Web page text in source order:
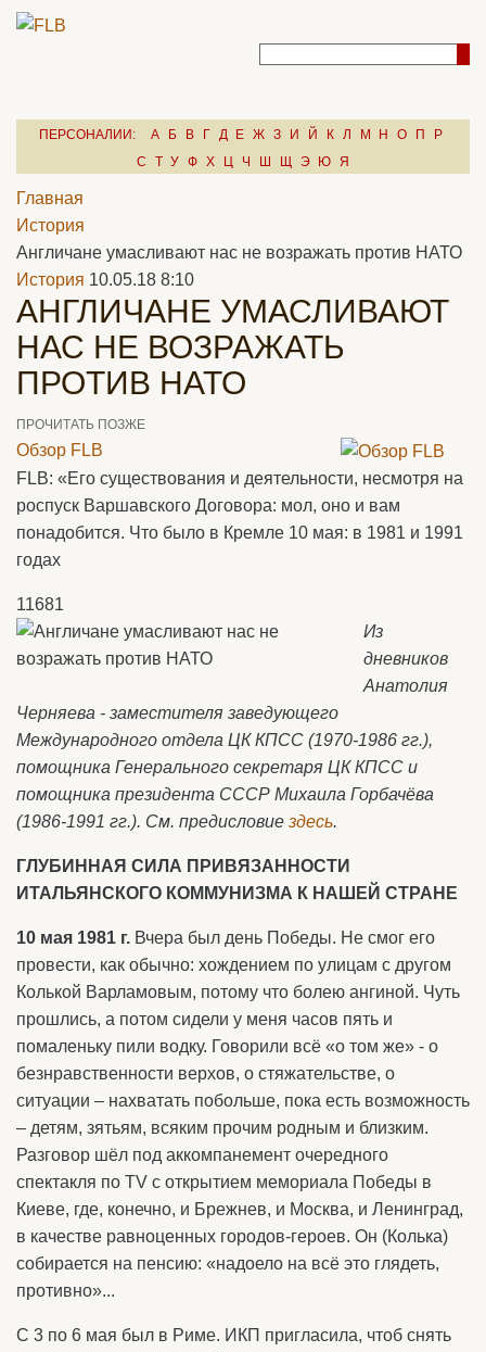
ПЕРСОНАЛИИ: А Б В Г Д Е Ж З И Й К Л М Н О П
Р
С
Т У Ф Х Ц Ч Ш Щ Э Ю Я
Главная
История
Англичане умасливают нас не возражать против НАТО
История 10.05.18 8:10
АНГЛИЧАНЕ УМАСЛИВАЮТ
НАС НЕ ВОЗРАЖАТЬ
ПРОТИВ НАТО
ПРОЧИТАТЬ ПОЗЖЕ
Обзор FLB
FLB: «Его существования и деятельности, несмотря на
роспуск Варшавского Договора: мол, оно и вам
понадобится. Что было в Кремле 10 мая: в 1981 и 1991
годах
11681
Из
дневников
Анатолия
Черняева - заместителя заведующего
Международного отдела ЦК КПСС (1970-1986 гг.),
помощника Генерального секретаря ЦК КПСС и
помощника президента СССР Михаила Горбачёва
(1986-1991 гг.). См. предисловие здесь.
ГЛУБИННАЯ СИЛА ПРИВЯЗАННОСТИ
ИТАЛЬЯНСКОГО КОММУНИЗМА К НАШЕЙ СТРАНЕ
10 мая 1981 г. Вчера был день Победы. Не смог его
провести, как обычно: хождением по улицам с другом
Колькой Варламовым, потому что болею ангиной. Чуть
прошлись, а потом сидели у меня часов пять и
помаленьку пили водку. Говорили всё «о том же» - о
безнравственности верхов, о стяжательстве, о
ситуации – нахватать побольше, пока есть возможность
– детям, зятьям, всяким прочим родным и близким.
Разговор шёл под аккомпанемент очередного
спектакля по TV с открытием мемориала Победы в
Киеве, где, конечно, и Брежнев, и Москва, и Ленинград,
в качестве равноценных городов-героев. Он (Колька)
собирается на пенсию: «надоело на всё это глядеть,
противно»...
С 3 по 6 мая был в Риме. ИКП пригласила, чтоб снять